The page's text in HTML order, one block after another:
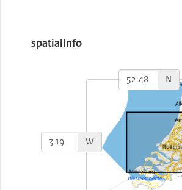
spatialInfo
N
W